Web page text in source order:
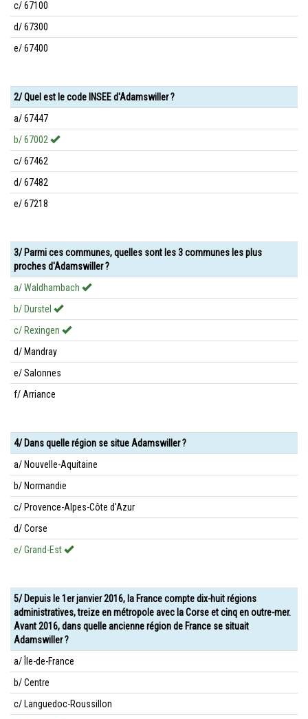
c/ 67100
d/ 67300
e/ 67400
2/ Quel est le code INSEE d'Adamswiller ?
a/ 67447
b/ 67002
c/ 67462
d/ 67482
e/ 67218
3/ Parmi ces communes, quelles sont les 3 communes les plus
proches d'Adamswiller ?
a/ Waldhambach
b/ Durstel
c/ Rexingen
d/ Mandray
e/ Salonnes
f/ Arriance
4/ Dans quelle région se situe Adamswiller ?
a/ Nouvelle-Aquitaine
b/ Normandie
c/ Provence-Alpes-Côte d'Azur
d/ Corse
e/ Grand-Est
5/ Depuis le 1er janvier 2016, la France compte dix-huit régions
administratives, treize en métropole avec la Corse et cinq en outre-mer.
Avant 2016, dans quelle ancienne région de France se situait
Adamswiller ?
a/ Île-de-France
b/ Centre
c/ Languedoc-Roussillon